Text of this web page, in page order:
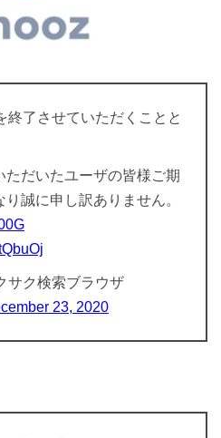
終了させていただくことと
ただいたユーザの皆様ご期
誠に申し訳ありません。
サク検索ブラウザ
23, 2020